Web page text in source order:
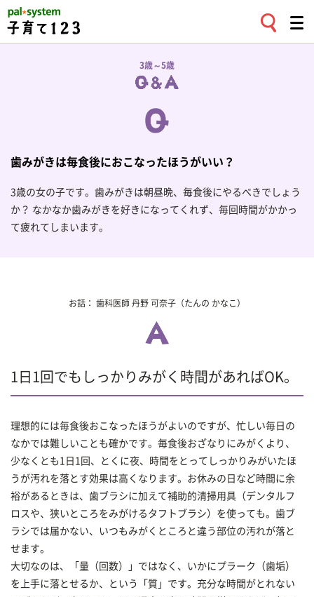
3歳～5歳
歯みがきは毎食後におこなったほうがいい？
3歳の女の子です。歯みがきは朝昼晩、毎食後にやるべきでしょう
か？ なかなか歯みがきを好きになってくれず、毎回時間がかかっ
て疲れてしまいます。
お話： 歯科医師 丹野 可奈子 （たんの かなこ）
1日1回でもしっかりみがく時間があればOK。
理想的には毎食後おこなったほうがよいのですが、忙しい毎日の
なかでは難しいことも確かです。毎食後おざなりにみがくより、
少なくとも1日1回、とくに夜、時間をとってしっかりみがいたほ
うが汚れを落とす効果は高くなります。お休みの日など時間に余
裕があるときは、歯ブラシに加えて補助的清掃用具（デンタルフ
ロスや、狭いところをみがけるタフトブラシ）を使っても。歯ブ
ラシでは届かない、いつもみがくところと違う部位の汚れが落と
せます。
大切なのは、「量（回数）」ではなく、いかにプラーク（歯垢）
を上手に落とせるか、という「質」です。充分な時間がとれない